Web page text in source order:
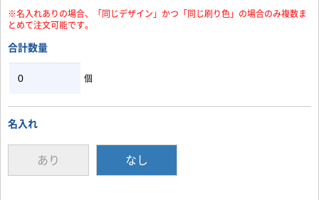
※名入れありの場合、「同じデザイン」かつ「同じ刷り色」の場合のみ複数ま
とめて注文可能です。
合計数量
個
名入れ
あり なし
お買い物を続ける カートへ進む